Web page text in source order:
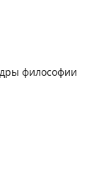
философии